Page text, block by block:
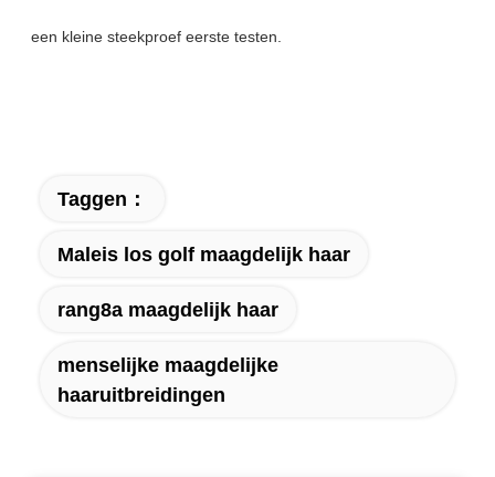
een kleine steekproef eerste testen.
Taggen：
Maleis los golf maagdelijk haar
rang8a maagdelijk haar
menselijke maagdelijke
haaruitbreidingen